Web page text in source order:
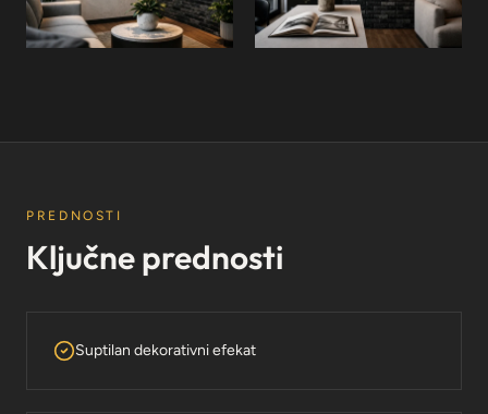
PREDNOSTI
Ključne prednosti
Suptilan dekorativni efekat